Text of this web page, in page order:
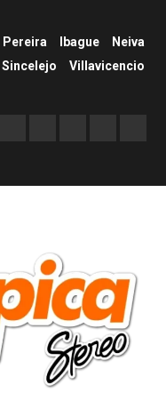
Pereira Ibague
Neiva
Sincelejo
Villavicencio